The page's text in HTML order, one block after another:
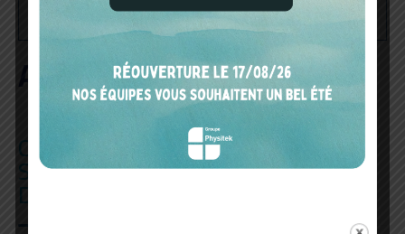
A DÉCOUVRIR AUSSI
COMMENT ACHETER UN
SPECTROMÈTRE XRF PORTABLE
D’OCCASION EN TOUTE SÉCURITÉ ?